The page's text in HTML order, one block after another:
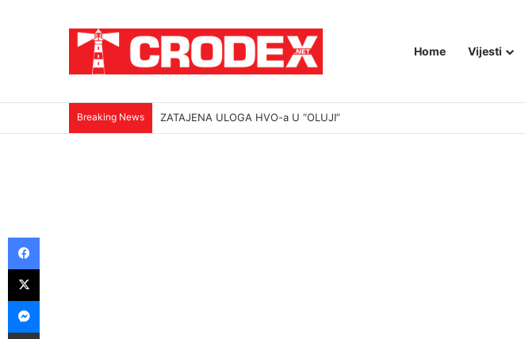
Home Vijesti
Breaking News ZATAJENA ULOGA HVO-a U “OLUJI”
Facebook
X
Messenger
Podijeli putem E-maila